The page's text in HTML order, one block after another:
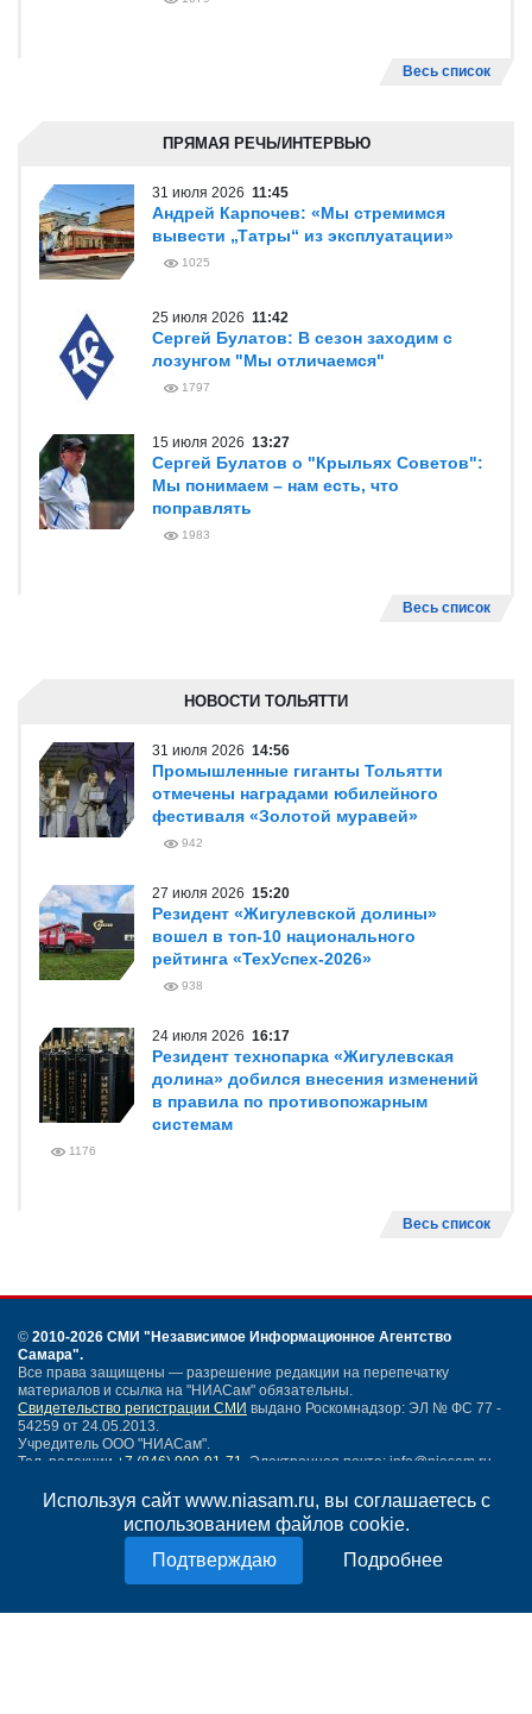
Используя сайт www.niasam.ru, вы соглашаетесь с
использованием файлов cookie.
Подробнее
Весь список
ПРЯМАЯ РЕЧЬ/ИНТЕРВЬЮ
31 июля 2026 11:45
Андрей Карпочев: «Мы стремимся
вывести „Татры“ из эксплуатации»
1025
25 июля 2026 11:42
Сергей Булатов: В сезон заходим с
лозунгом "Мы отличаемся"
1797
15 июля 2026 13:27
Сергей Булатов о "Крыльях Советов":
Мы понимаем – нам есть, что
поправлять
1983
Весь список
НОВОСТИ ТОЛЬЯТТИ
31 июля 2026 14:56
Промышленные гиганты Тольятти
отмечены наградами юбилейного
фестиваля «Золотой муравей»
942
27 июля 2026 15:20
Резидент «Жигулевской долины»
вошел в топ-10 национального
рейтинга «ТехУспех-2026»
938
24 июля 2026 16:17
Резидент технопарка «Жигулевская
долина» добился внесения изменений
в правила по противопожарным
системам
1176
Весь список
© 2010-2026 СМИ "Независимое Информационное Агентство
Самара".
Все права защищены — разрешение редакции на перепечатку
материалов и ссылка на "НИАСам" обязательны.
Свидетельство регистрации СМИ выдано Роскомнадзор: ЭЛ № ФС 77 -
54259 от 24.05.2013.
Учредитель ООО "НИАСам".
Тел. редакции +7 (846) 990-91-71. Электронная почта: info@niasam.ru
Написать письмо
Политика конфиденциальности
18+